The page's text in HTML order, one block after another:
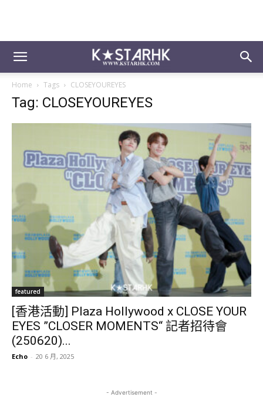
Home Tags CLOSEYOUREYES
Tag: CLOSEYOUREYES
featured
[香港活動] Plaza Hollywood x CLOSE YOUR
EYES ”CLOSER MOMENTS“ 記者招待會
(250620)...
Echo - 20 6 月, 2025
- Advertisement -